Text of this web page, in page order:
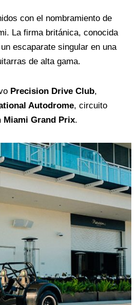
con el nombramiento de
La firma británica, conocida
escaparate singular en una
de alta gama.
Precision Drive Club,
Autodrome, circuito
Miami Grand Prix.